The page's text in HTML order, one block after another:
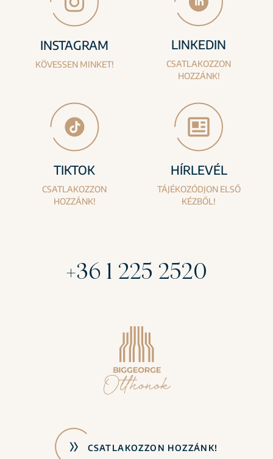
INSTAGRAM
KÖVESSEN MINKET!
LINKEDIN
CSATLAKOZZON
HOZZÁNK!
TIKTOK
CSATLAKOZZON
HOZZÁNK!
HÍRLEVÉL
TÁJÉKOZÓDJON ELSŐ
KÉZBŐL!
+36 1 225 2520
CSATLAKOZZON HOZZÁNK!